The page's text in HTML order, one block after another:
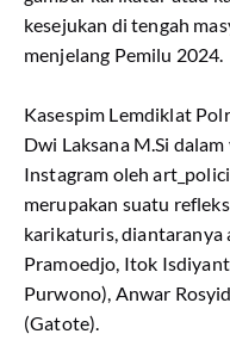
kesejukan di tengah
menjelang Pemilu 2024.
Kasespim Lemdiklat
Dwi Laksana M.Si
Instagram oleh
merupakan suatu
karikaturis, diantaranya
Pramoedjo, Itok
Purwono), Anwar
(Gatote).